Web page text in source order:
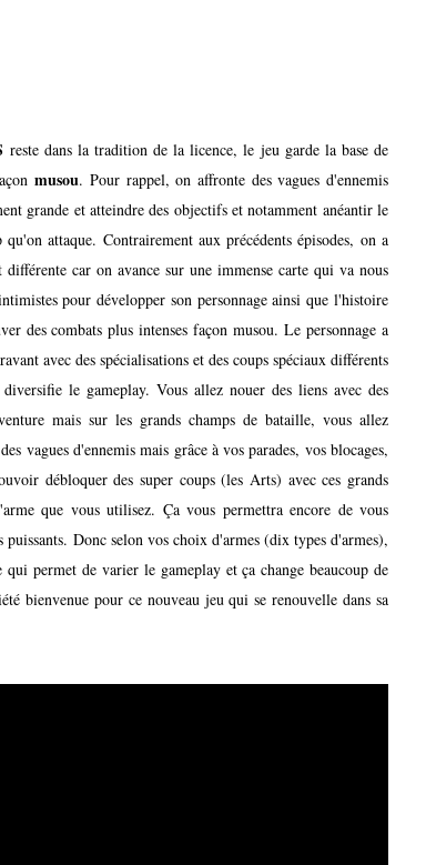
reste dans la tradition de la licence, le jeu garde la base de
musou. Pour rappel, on affronte des vagues d'ennemis
grande et atteindre des objectifs et notamment anéantir le
attaque. Contrairement aux précédents épisodes, on a
car on avance sur une immense carte qui va nous
pour développer son personnage ainsi que l'histoire
des combats plus intenses façon musou. Le personnage a
avec des spécialisations et des coups spéciaux différents
le gameplay. Vous allez nouer des liens avec des
mais sur les grands champs de bataille, vous allez
vagues d'ennemis mais grâce à vos parades, vos blocages,
débloquer des super coups (les Arts) avec ces grands
que vous utilisez. Ça vous permettra encore de vous
Donc selon vos choix d'armes (dix types d'armes),
permet de varier le gameplay et ça change beaucoup de
bienvenue pour ce nouveau jeu qui se renouvelle dans sa